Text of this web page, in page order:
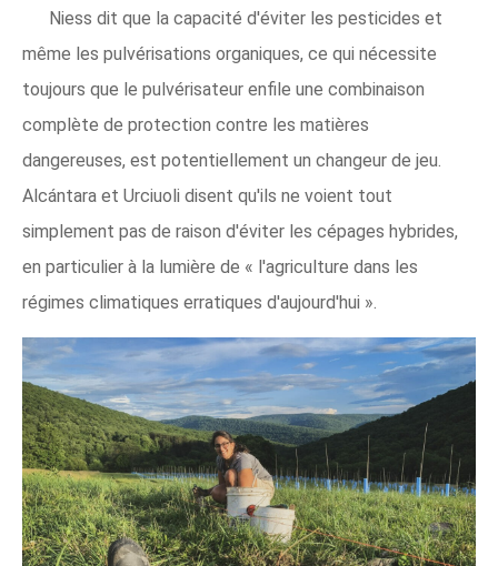
Niess dit que la capacité d'éviter les pesticides et
même les pulvérisations organiques, ce qui nécessite
toujours que le pulvérisateur enfile une combinaison
complète de protection contre les matières
dangereuses, est potentiellement un changeur de jeu.
Alcántara et Urciuoli disent qu'ils ne voient tout
simplement pas de raison d'éviter les cépages hybrides,
en particulier à la lumière de « l'agriculture dans les
régimes climatiques erratiques d'aujourd'hui ».